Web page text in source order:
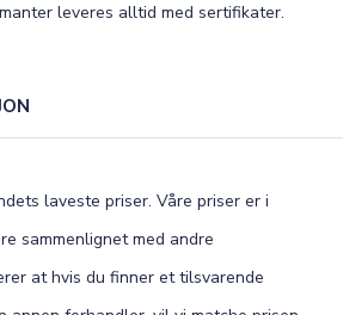
leveres alltid med sertifikater.
laveste priser. Våre priser er i
sammenlignet med andre
at hvis du finner et tilsvarende